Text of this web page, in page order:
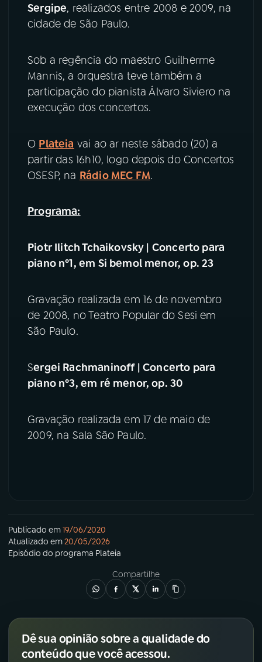
08 PRÊMIO RÁDIO MEC
ACOMPANHE A RÁDIO MEC
Facebook
Instagram X
TikTok
Sergipe, realizados entre 2008 e 2009, na
cidade de São Paulo.
Sob a regência do maestro Guilherme
Mannis, a orquestra teve também a
participação do pianista Álvaro Siviero na
execução dos concertos.
O Plateia vai ao ar neste sábado (20) a
partir das 16h10, logo depois do Concertos
OSESP, na Rádio MEC FM.
Programa:
Piotr Ilitch Tchaikovsky | Concerto para
piano nº1, em Si bemol menor, op. 23
Gravação realizada em 16 de novembro
de 2008, no Teatro Popular do Sesi em
São Paulo.
Sergei Rachmaninoff | Concerto para
piano nº3, em ré menor, op. 30
Gravação realizada em 17 de maio de
2009, na Sala São Paulo.
Publicado em19/06/2020
Atualizado em20/05/2026
Episódio do programa Plateia
Compartilhe
Dê sua opinião sobre a qualidade do
conteúdo que você acessou.